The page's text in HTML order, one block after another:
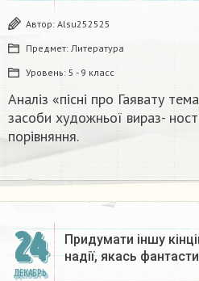
Автор: Alsu252525
Предмет: Литература
Уровень: 5 - 9 класс
Аналіз «пісні про Гаявату
засоби художньої вираз-
порівняння.​
24
ДЕКАБРЬ
Придумати іншу
надії, якась